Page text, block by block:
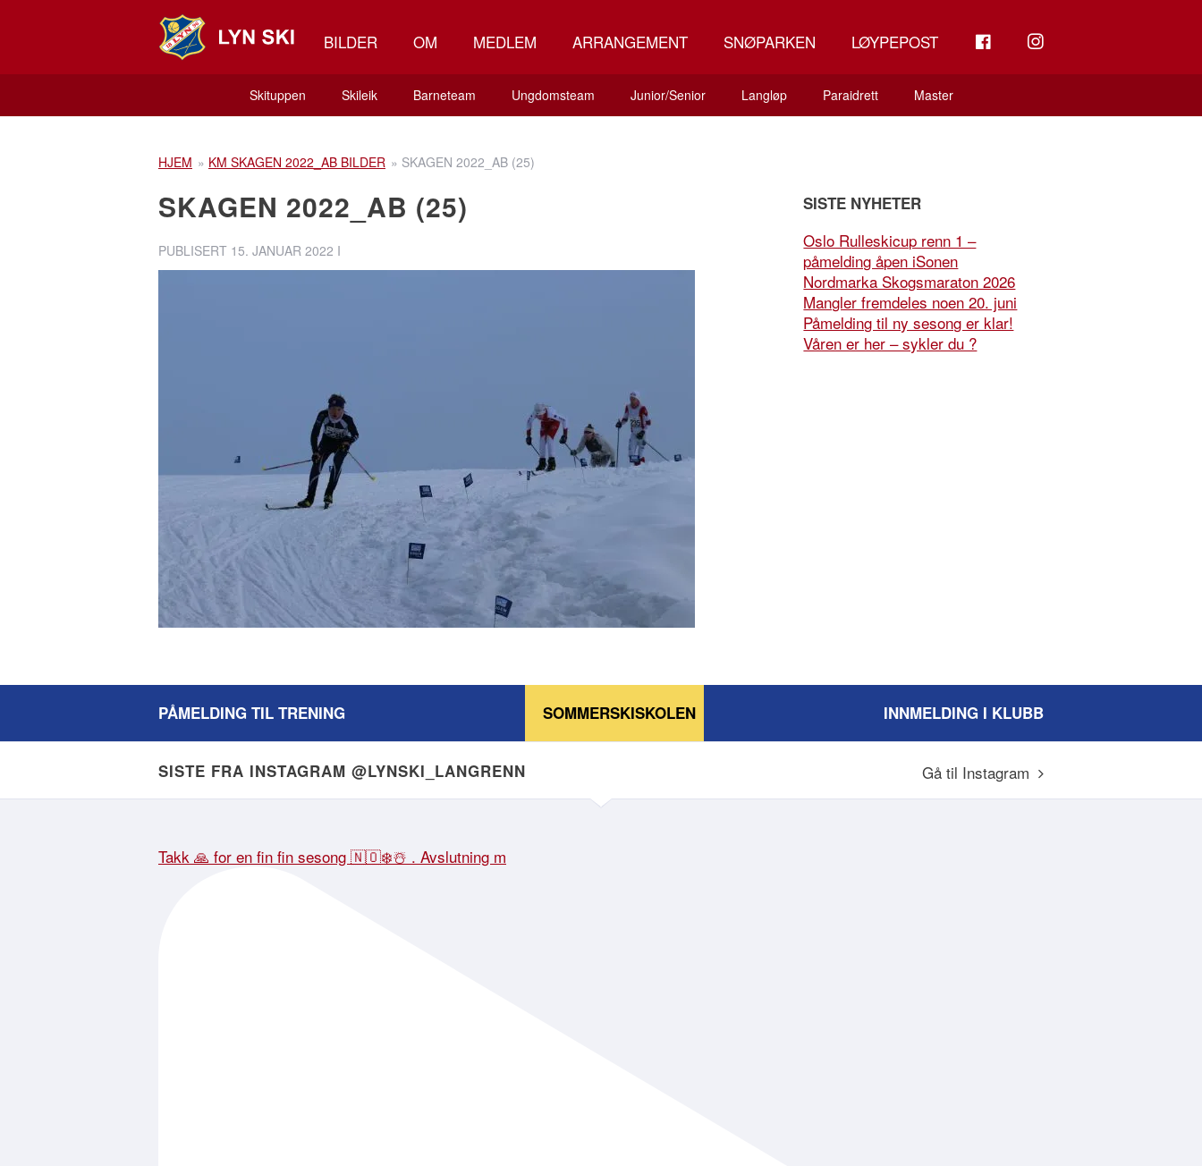
BILDER OM MEDLEM ARRANGEMENT SNØPARKEN LØYPEPOST INSTAGRAM
Skituppen Skileik Barneteam Ungdomsteam Junior/Senior Langløp Paraidrett Master
HJEM » KM SKAGEN 2022_AB BILDER » SKAGEN 2022_AB (25)
SKAGEN 2022_AB (25)
PUBLISERT 15. JANUAR 2022 I
SISTE NYHETER
Oslo Rulleskicup renn 1 –
påmelding åpen iSonen
Nordmarka Skogsmaraton 2026
Mangler fremdeles noen 20. juni
Påmelding til ny sesong er klar!
Våren er her – sykler du ?
PÅMELDING TIL TRENING INNMELDING I KLUBB
SOMMERSKISKOLEN
SISTE FRA INSTAGRAM @LYNSKI_LANGRENN Gå til Instagram
Takk 🙏 for en fin fin sesong 🇳🇴❄️☃️ . Avslutning m